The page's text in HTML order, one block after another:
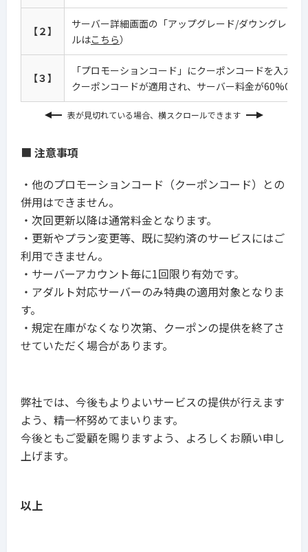
【２】
サーバー詳細画面の「アップグレード/ダウングレー
ルはこちら）
【３】
「プロモーションコード」にクーポンコードを入力
クーポンコードが適用され、サーバー料金が60%OFF
表が見切れている場合、横スクロールできます
■ 注意事項
・他のプロモーションコード（クーポンコード）との
併用はできません。
・次回更新以降は通常料金となります。
・更新やプラン変更等、既に契約済のサービスにはご
利用できません。
・サーバーアカウント毎に1回限り有効です。
・アダルト対応サーバーのみ特典の適用対象となりま
す。
・規定在庫がなくなり次第、クーポンの提供を終了さ
せていただく場合があります。
弊社では、今後もよりよいサービスの提供が行えます
よう、精一杯努めてまいります。
今後ともご愛顧を賜りますよう、よろしくお願い申し
上げます。
以上